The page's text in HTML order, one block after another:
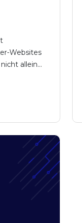
Websites
allein...